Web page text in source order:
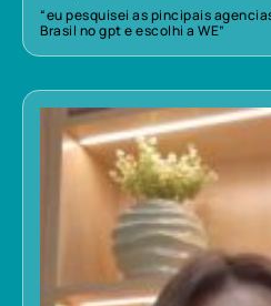
“eu pesquisei as pincipais
Brasil no gpt e escolhi a WE”